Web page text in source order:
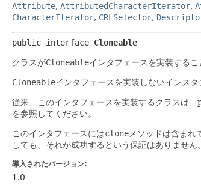
Attribute, AttributedCharacterIterator,
CharacterIterator, CRLSelector,
public interface Cloneable
クラスがCloneableインタフェースを実装するこ
Cloneableインタフェースを実装しないインス
従来、このインタフェースを実装するクラスは
を参照してください。
このインタフェースにはclone メソッドは含まれ
しても、それが成功するという保証はありません。
導入されたバージョン:
1.0